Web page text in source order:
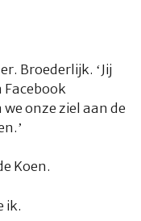
Broederlijk. ‘Jij
Facebook
onze ziel aan de
Koen.
ik.